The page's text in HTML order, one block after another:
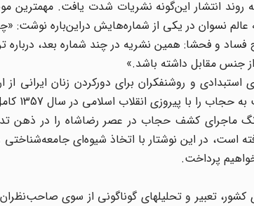
روند انتشار این‌گونه‌ نشریات‌ شدت یافت. مهمترین‌
عالم‌ نسوان‌ در یکی‌ از شماره‌هایش‌ دراین‌باره‌ نوشت:
و فحشا: همین‌ نشریه‌ در چند شماره‌ بعد،
جنس‌ مقابل‌ داشته‌ باشد.»
استبدادی و روشنفکران برای‌ دورکردن‌ زنان‌ ایرانی‌
پیروزی انقلاب اسلامی در سال 1357 کامل کردند.
ماجرای کشف حجاب در عصر رضاشاه را در ذهن
است، در این نوشتار با اتخاذ شیوه‌ای جامعه‌شناختی
پرداخت.
تعبیر و تحلیلهای گوناگونی از سوی